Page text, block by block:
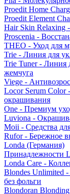
Proedit Home
Proedit Element
Hair Skin Relaxing
Proscenia -
THEO - Уход для
Trie - Линия для
Trie Tuner - Линия
жемчуга
Viege -
Locor Serum Color
окрашивания
One - Премиум
Luviona -
Moii - Средства
Rufor - Бережное
Londa (Германия)
Принадлежности
Londa Care -
Blondes Unlimited -
без фольги
Blondoran